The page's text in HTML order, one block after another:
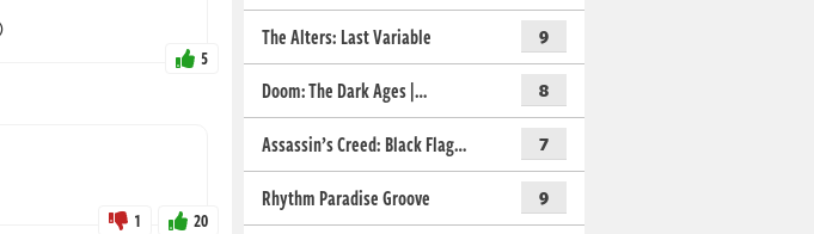
5
1 20
The Alters: Last Variable 9
Doom: The Dark Ages |… 8
Assassin’s Creed: Black Flag… 7
Rhythm Paradise Groove 9